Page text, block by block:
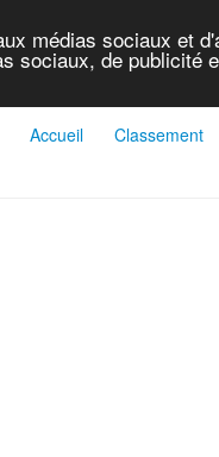
médias sociaux et
sociaux, de publicité
Accueil Classement